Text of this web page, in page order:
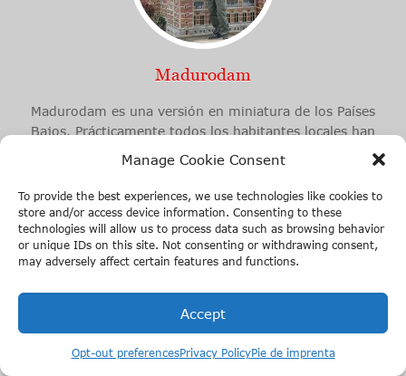
Manage Cookie Consent
To provide the best experiences, we use technologies like cookies to
store and/or access device information. Consenting to these
technologies will allow us to process data such as browsing behavior
or unique IDs on this site. Not consenting or withdrawing consent,
may adversely affect certain features and functions.
Accept
Opt-out preferencesPrivacy PolicyPie de imprenta
Madurodam
Madurodam es una versión en miniatura de los Países
Bajos. Prácticamente todos los habitantes locales han
visitado este parque temático al menos una vez. Es
interactivo y muy divertido tanto para niños como para
adultos. Madurodam está lleno de elementos interactivos
que te enseñarán sobre temas como la gestión del agua y
la energía eólica.